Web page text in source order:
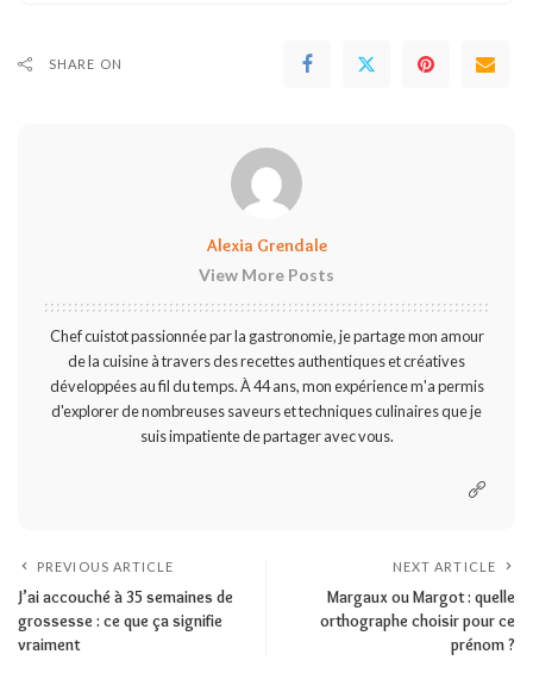
SHARE ON
Alexia Grendale
View More Posts
Chef cuistot passionnée par la gastronomie, je partage mon amour
de la cuisine à travers des recettes authentiques et créatives
développées au fil du temps. À 44 ans, mon expérience m'a permis
d'explorer de nombreuses saveurs et techniques culinaires que je
suis impatiente de partager avec vous.
PREVIOUS ARTICLE
J’ai accouché à 35 semaines de
grossesse : ce que ça signifie
vraiment
NEXT ARTICLE
Margaux ou Margot : quelle
orthographe choisir pour ce
prénom ?